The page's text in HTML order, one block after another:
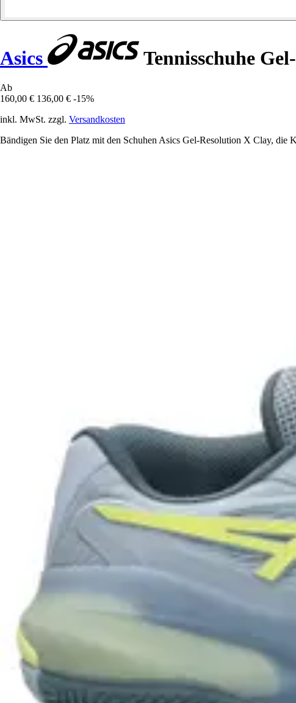
Asics Tennisschuhe
Ab
160,00 € 136,00 € -15%
inkl. MwSt. zzgl. Versandkosten
Bändigen Sie den Platz mit den Schuhen Asics Gel-Resolution X Clay,